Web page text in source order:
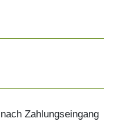
Zahlungseingang